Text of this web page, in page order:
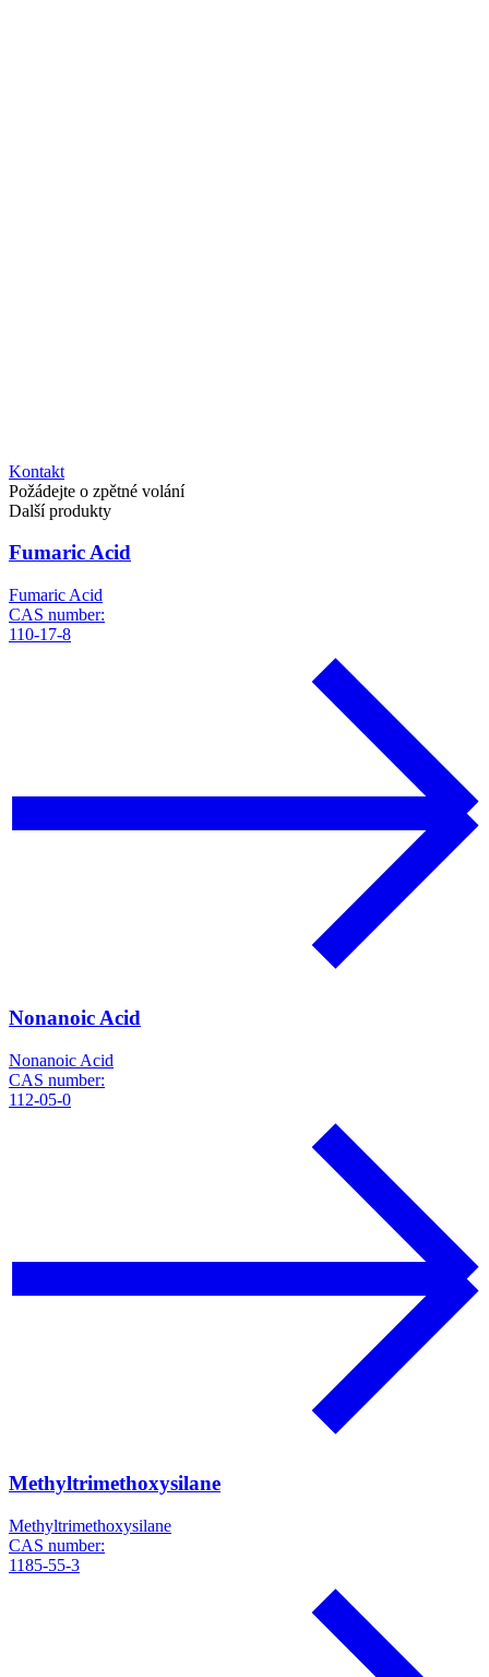
Kontakt
Požádejte o zpětné volání
Další produkty
Fumaric Acid
Fumaric Acid
CAS number:
110-17-8
Nonanoic Acid
Nonanoic Acid
CAS number:
112-05-0
Methyltrimethoxysilane
Methyltrimethoxysilane
CAS number:
1185-55-3